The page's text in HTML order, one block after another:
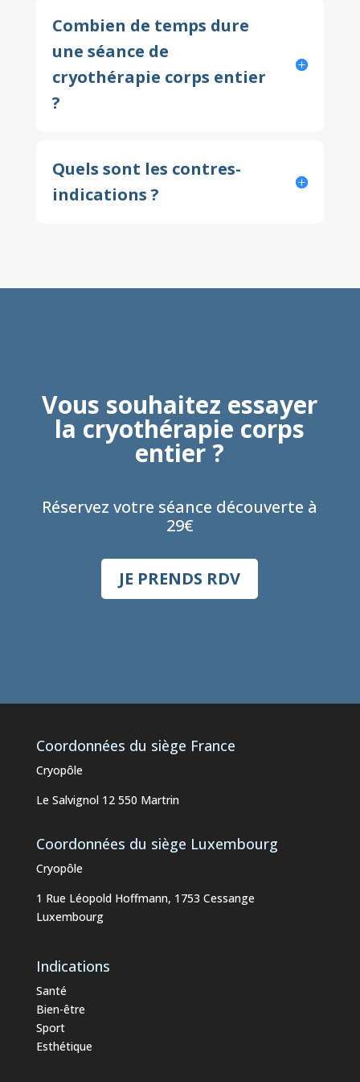
Combien de temps dure
une séance de
cryothérapie corps entier
?
Quels sont les contres-
indications ?
Vous souhaitez essayer
la cryothérapie corps
entier ?
Réservez votre séance découverte à
29€
JE PRENDS RDV
Coordonnées du siège France
Cryopôle
Le Salvignol 12 550 Martrin
Coordonnées du siège Luxembourg
Cryopôle
1 Rue Léopold Hoffmann, 1753 Cessange
Luxembourg
Indications
Santé
Bien-être
Sport
Esthétique